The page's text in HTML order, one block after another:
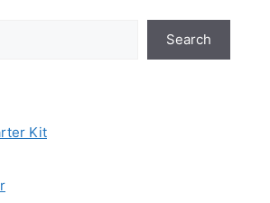
Search
Kit